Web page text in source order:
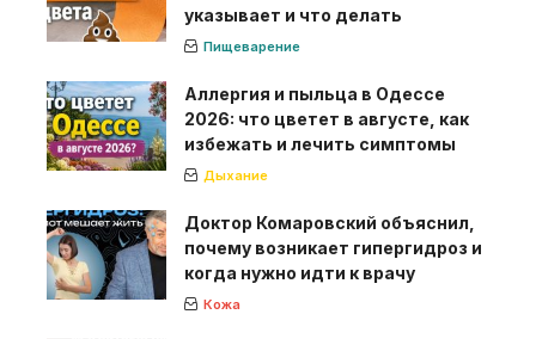
указывает и что делать
Пищеварение
Аллергия и пыльца в Одессе
2026: что цветет в августе, как
избежать и лечить симптомы
Дыхание
Доктор Комаровский объяснил,
почему возникает гипергидроз и
когда нужно идти к врачу
Кожа